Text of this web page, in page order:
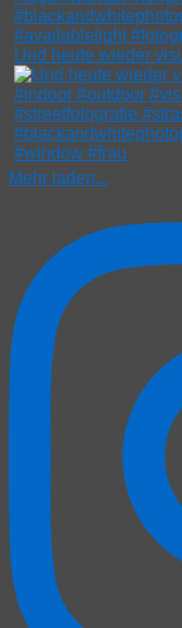
Und heute wieder
Mehr laden...